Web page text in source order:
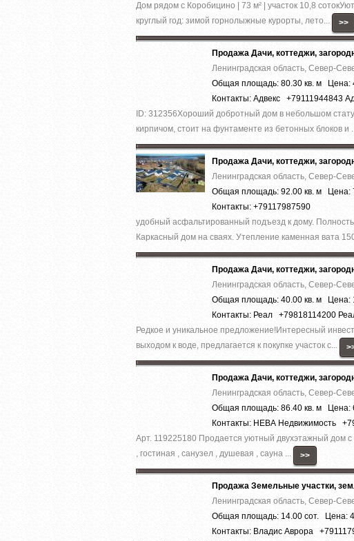
Дом рядом с Коробицино | 73 м² | участок 10,8
круглый год: зимой горнолыжные курорты, лето...
>>
Продажа Дачи, коттеджи,
Ленинградская область, Север-
Общая площадь: 80.30 кв. м Цена:
Контакты: Адвекс +79111944843
ID: 312356Хороший добротный дом в небольшом
кирпичом, стоит на фунтаменте из бетонных блоков и
Продажа Дачи, коттеджи,
Ленинградская область, Север-
Общая площадь: 92.00 кв. м Цена:
Контакты: +79117987590
удобный асфальтированный подъезд к дому.
Каркасный дом на сваях. Утепление каменная вата
Продажа Дачи, коттеджи,
Ленинградская область, Север-
Общая площадь: 40.00 кв. м Цена:
Контакты: Реал +79818114200
Редкое и уникальное предложение!Интересный
выходом к воде, предлагается к покупке участок с...
Продажа Дачи, коттеджи,
Ленинградская область, Север-
Общая площадь: 86.40 кв. м Цена:
Контакты: НЕВА Недвижимость
Арт. 119225180 Продается уютный двухэтажный дом
, гостиная , санузел , душевая , сауна ...
>>
Продажа Земельные участки,
Ленинградская область, Север-
Общая площадь: 14.00 сот. Цена:
Контакты: Владис Аврора